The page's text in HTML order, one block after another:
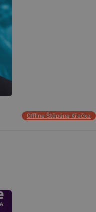
Offline Štěpána Křečka